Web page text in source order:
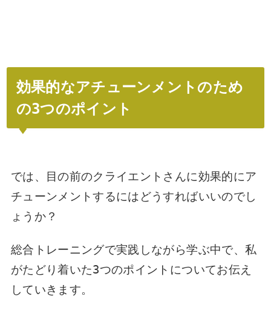
効果的なアチューンメントのため
の3つのポイント
では、目の前のクライエントさんに効果的にア
チューンメントするにはどうすればいいのでし
ょうか？
総合トレーニングで実践しながら学ぶ中で、私
がたどり着いた3つのポイントについてお伝え
していきます。